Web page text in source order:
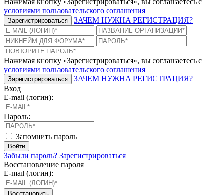
Нажимая кнопку «Зарегистрироваться», вы соглашаетесь с
условиями пользовательского соглашения
Зарегистрироваться ЗАЧЕМ НУЖНА РЕГИСТРАЦИЯ?
Нажимая кнопку «Зарегистрироваться», вы соглашаетесь с
условиями пользовательского соглашения
Зарегистрироваться
ЗАЧЕМ НУЖНА РЕГИСТРАЦИЯ?
Вход
E-mail (логин):
Пароль:
Запомнить пароль
Войти
Забыли пароль? Зарегистрироваться
Восстановление пароля
E-mail (логин):
Восстановить